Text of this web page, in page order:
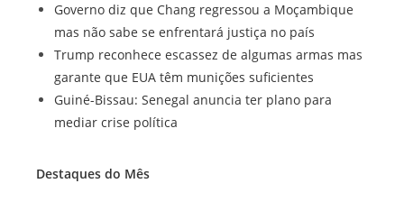
Governo diz que Chang regressou a Moçambique
mas não sabe se enfrentará justiça no país
Trump reconhece escassez de algumas armas mas
garante que EUA têm munições suficientes
Guiné-Bissau: Senegal anuncia ter plano para
mediar crise política
Destaques do Mês